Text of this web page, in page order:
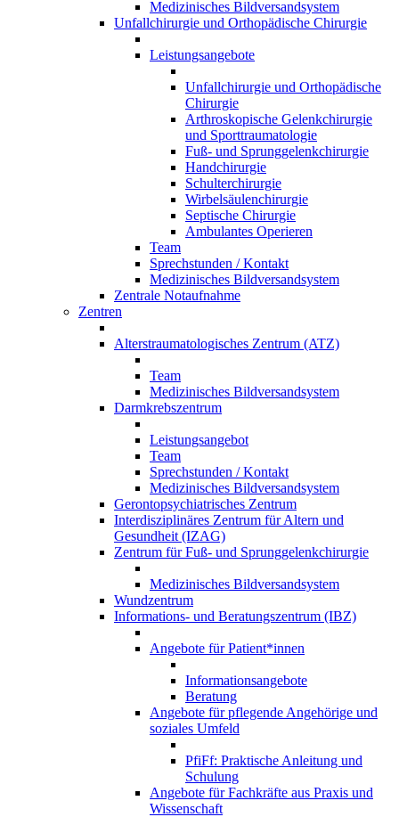
Medizinisches Bildversandsystem
Unfallchirurgie und Orthopädische Chirurgie
Leistungsangebote
Unfallchirurgie und Orthopädische
Chirurgie
Arthroskopische Gelenkchirurgie
und Sporttraumatologie
Fuß- und Sprunggelenkchirurgie
Handchirurgie
Schulterchirurgie
Wirbelsäulenchirurgie
Septische Chirurgie
Ambulantes Operieren
Team
Sprechstunden / Kontakt
Medizinisches Bildversandsystem
Zentrale Notaufnahme
Zentren
Alterstraumatologisches Zentrum (ATZ)
Team
Medizinisches Bildversandsystem
Darmkrebszentrum
Leistungsangebot
Team
Sprechstunden / Kontakt
Medizinisches Bildversandsystem
Gerontopsychiatrisches Zentrum
Interdisziplinäres Zentrum für Altern und
Gesundheit (IZAG)
Zentrum für Fuß- und Sprunggelenkchirurgie
Medizinisches Bildversandsystem
Wundzentrum
Informations- und Beratungszentrum (IBZ)
Angebote für Patient*innen
Informationsangebote
Beratung
Angebote für pflegende Angehörige und
soziales Umfeld
PfiFf: Praktische Anleitung und
Schulung
Angebote für Fachkräfte aus Praxis und
Wissenschaft